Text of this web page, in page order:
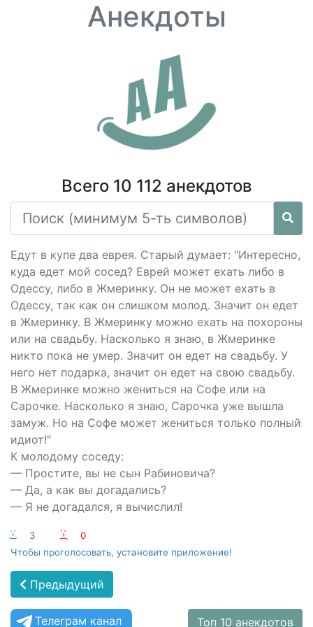
Анекдоты
Всего 10 112 анекдотов
Едут в купе два еврея. Старый думает: "Интересно,
куда едет мой сосед? Еврей может ехать либо в
Одессу, либо в Жмеринку. Он не может ехать в
Одессу, так как он слишком молод. Значит он едет
в Жмеринку. В Жмеринку можно ехать на похороны
или на свадьбу. Насколько я знаю, в Жмеринке
никто пока не умер. Значит он едет на свадьбу. У
него нет подарка, значит он едет на свою свадьбу.
В Жмеринке можно жениться на Софе или на
Сарочке. Насколько я знаю, Сарочка уже вышла
замуж. Но на Софе может жениться только полный
идиот!"
К молодому соседу:
— Простите, вы не сын Рабиновича?
— Да, а как вы догадались?
— Я не догадался, я вычислил!
:-) 3 :-(
0
Чтобы проголосовать, установите приложение!
Предыдущий
Телеграм канал Топ 10 анекдотов